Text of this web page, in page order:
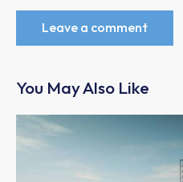
You May Also Like